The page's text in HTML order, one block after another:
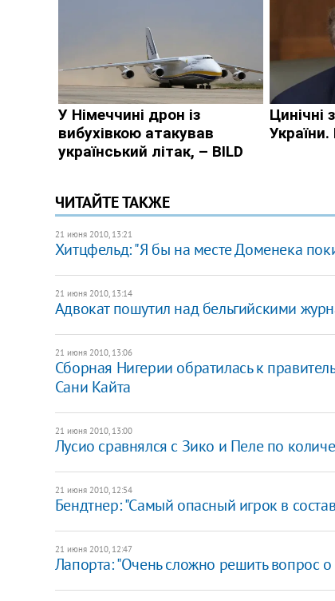
ЧИТАЙТЕ ТАКЖЕ
21 июня 2010, 13:21
Хитцфельд: "Я бы на месте Доменека
21 июня 2010, 13:14
Адвокат пошутил над бельгийскими
21 июня 2010, 13:06
Сборная Нигерии обратилась к
Сани Кайта
21 июня 2010, 13:00
Лусио сравнялся с Зико и Пеле по
21 июня 2010, 12:54
Бендтнер: "Самый опасный игрок в
21 июня 2010, 12:47
Лапорта: "Очень сложно решить вопрос